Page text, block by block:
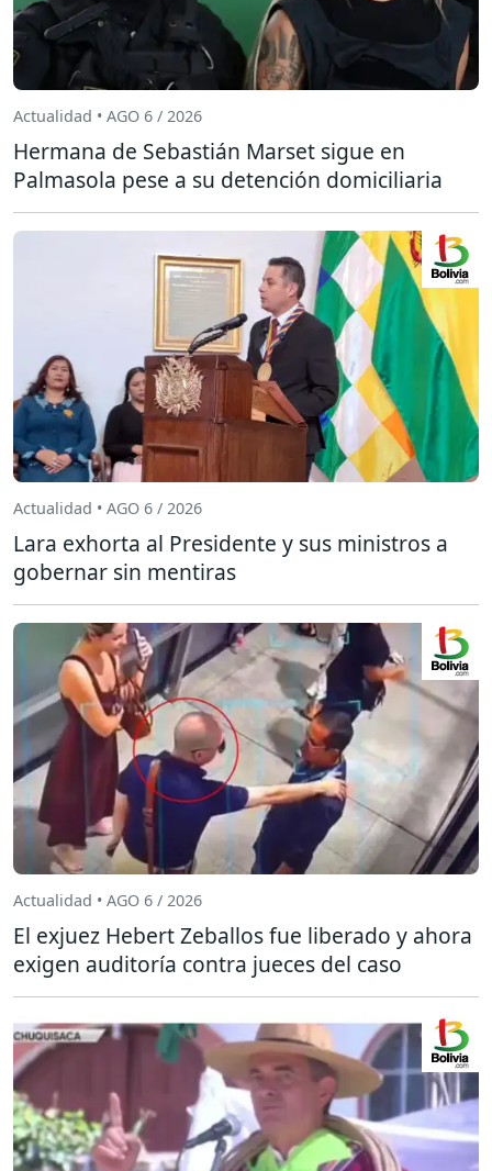
Actualidad • AGO 6 / 2026
Hermana de Sebastián Marset sigue en
Palmasola pese a su detención domiciliaria
Actualidad • AGO 6 / 2026
Lara exhorta al Presidente y sus ministros a
gobernar sin mentiras
Actualidad • AGO 6 / 2026
El exjuez Hebert Zeballos fue liberado y ahora
exigen auditoría contra jueces del caso